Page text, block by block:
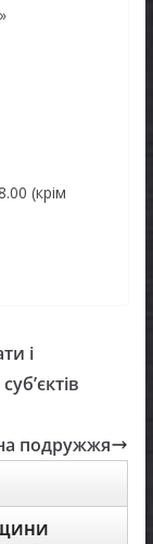
(крім
і
подружжя